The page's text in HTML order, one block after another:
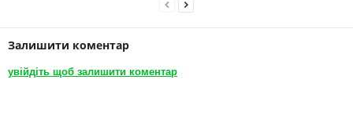
Залишити коментар
увійдіть щоб залишити коментар